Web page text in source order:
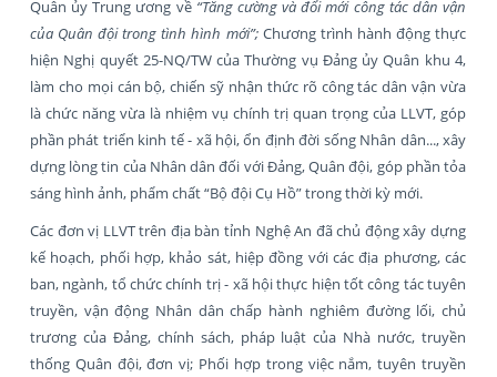
Quân ủy Trung ương về “Tăng cường và đổi mới công tác dân vận
của Quân đội trong tình hình mới”;Chương trình hành động thực
hiện Nghị quyết 25-NQ/TW của Thường vụ Đảng ủy Quân khu 4,
làm cho mọi cán bộ, chiến sỹ nhận thức rõ công tác dân vận vừa
là chức năng vừa là nhiệm vụ chính trị quan trọng của LLVT, góp
phần phát triển kinh tế - xã hội, ổn định đời sống Nhân dân..., xây
dựng lòng tin của Nhân dân đối với Đảng, Quân đội, góp phần tỏa
sáng hình ảnh, phẩm chất “Bộ đội Cụ Hồ” trong thời kỳ mới.
Các đơn vị LLVT trên địa bàn tỉnh Nghệ An đã chủ động xây dựng
kế hoạch, phối hợp, khảo sát, hiệp đồng với các địa phương, các
ban, ngành, tổ chức chính trị - xã hội thực hiện tốt công tác tuyên
truyền, vận động Nhân dân chấp hành nghiêm đường lối, chủ
trương của Đảng, chính sách, pháp luật của Nhà nước, truyền
thống Quân đội, đơn vị; Phối hợp trong việc nắm, tuyên truyền